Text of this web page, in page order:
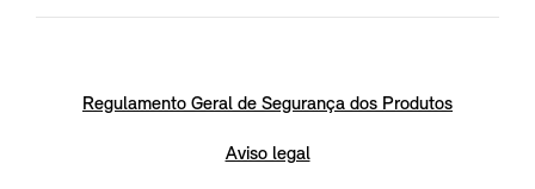
Regulamento Geral de Segurança dos Produtos
Aviso legal